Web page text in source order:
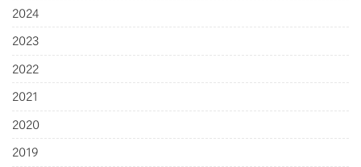
2024
2023
2022
2021
2020
2019